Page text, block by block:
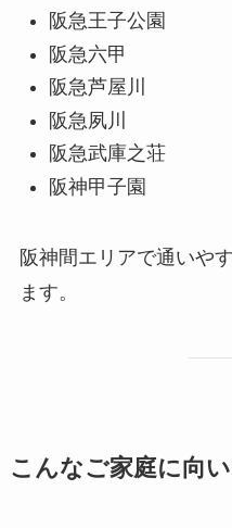
阪急王子公園
阪急六甲
阪急芦屋川
阪急夙川
阪急武庫之荘
阪神甲子園
阪神間エリアで通いや
ます。
こんなご家庭に向